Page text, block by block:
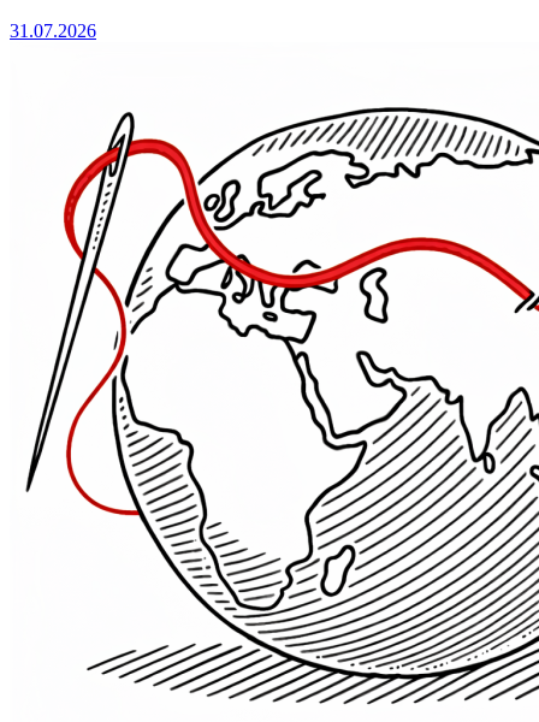
31.07.2026